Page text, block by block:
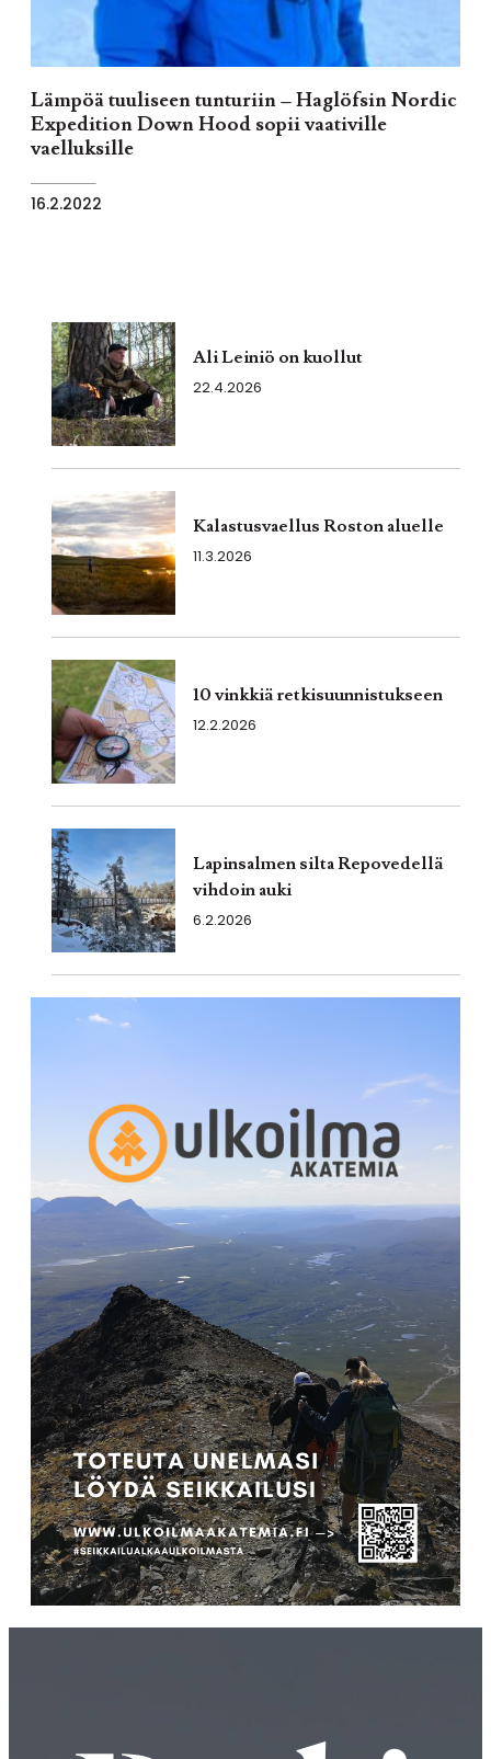
Lämpöä tuuliseen tunturiin – Haglöfsin Nordic
Expedition Down Hood sopii vaativille
vaelluksille
16.2.2022
Ali Leiniö on kuollut
22.4.2026
Kalastusvaellus Roston aluelle
11.3.2026
10 vinkkiä retkisuunnistukseen
12.2.2026
Lapinsalmen silta Repovedellä
vihdoin auki
6.2.2026